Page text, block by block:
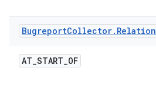
BugreportCollector. Relation
AT_START_OF